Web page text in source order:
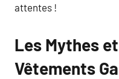
attentes !
Les Mythes
Vêtements